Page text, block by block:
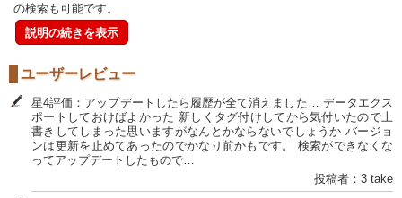
の検索も可能です。
説明の続きを表示
ユーザーレビュー
星4評価：アップデートしたら履歴が全て消えました… データエクス
ポートしておけばよかった 新しくタグ付けしてから気付いたので上
書きしてしまった思いますがなんとかならないでしょうか バージョ
ンは更新を止めてあったのでかなり前かもです。 検索ができなくな
ってアップデートしたもので…
投稿者：3 take